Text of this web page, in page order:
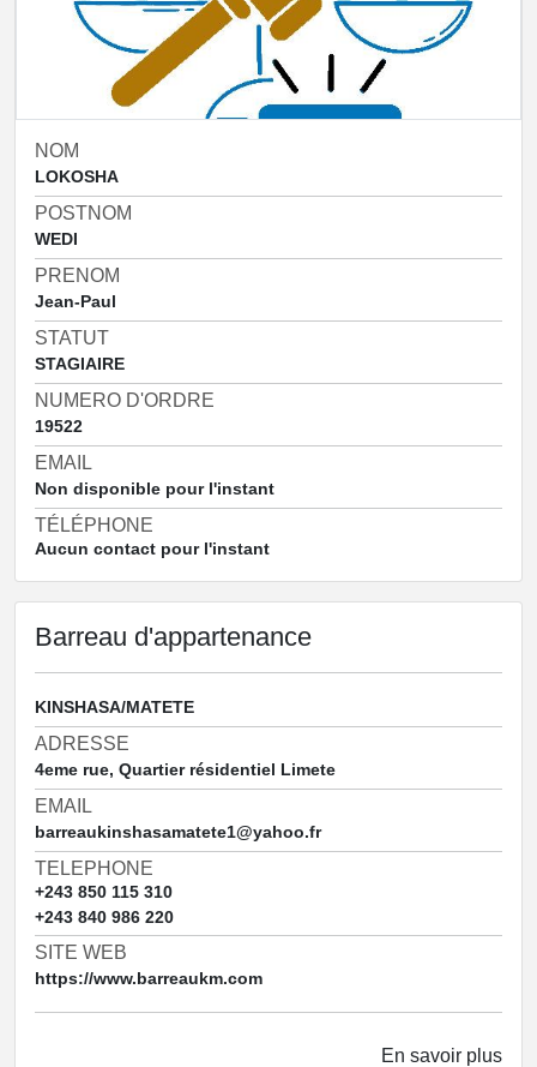
NOM
LOKOSHA
POSTNOM
WEDI
PRENOM
Jean-Paul
STATUT
STAGIAIRE
NUMERO D'ORDRE
19522
EMAIL
Non disponible pour l'instant
TÉLÉPHONE
Aucun contact pour l'instant
Barreau d'appartenance
KINSHASA/MATETE
ADRESSE
4eme rue, Quartier résidentiel Limete
EMAIL
barreaukinshasamatete1@yahoo.fr
TELEPHONE
+243 850 115 310
+243 840 986 220
SITE WEB
https://www.barreaukm.com
En savoir plus